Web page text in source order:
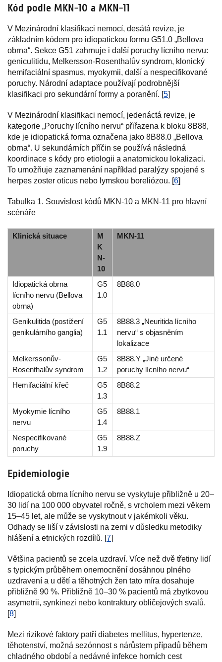
Kód podle MKN-10 a MKN-11
V Mezinárodní klasifikaci nemocí, desátá revize, je
základním kódem pro idiopatickou formu G51.0 „Bellova
obrna“. Sekce G51 zahrnuje i další poruchy lícního nervu:
geniculitidu, Melkersson-Rosenthalův syndrom, klonický
hemifaciální spasmus, myokymii, další a nespecifikované
poruchy. Národní adaptace používají podrobnější
klasifikaci pro sekundární formy a poranění. [5]
V Mezinárodní klasifikaci nemocí, jedenáctá revize, je
kategorie „Poruchy lícního nervu“ přiřazena k bloku 8B88,
kde je idiopatická forma označena jako 8B88.0 „Bellova
obrna“. U sekundárních příčin se používá následná
koordinace s kódy pro etiologii a anatomickou lokalizaci.
To umožňuje zaznamenání například paralýzy spojené s
herpes zoster oticus nebo lymskou boreliózou. [6]
Tabulka 1. Souvislost kódů MKN-10 a MKN-11 pro hlavní
scénáře
Klinická situace
M
K
N-
10
MKN-11
Idiopatická obrna
lícního nervu (Bellova
obrna)
G5
1.0
8B88.0
Genikulitida (postižení
genikulárního ganglia)
G5
1.1
8B88.3 „Neuritida lícního
nervu“ s objasněním
lokalizace
Melkerssonův-
Rosenthalův syndrom
G5
1.2
8B88.Y „Jiné určené
poruchy lícního nervu“
Hemifaciální křeč
G5
1.3
8B88.2
Myokymie lícního
nervu
G5
1.4
8B88.1
Nespecifikované
poruchy
G5
1.9
8B88.Z
Epidemiologie
Idiopatická obrna lícního nervu se vyskytuje přibližně u 20–
30 lidí na 100 000 obyvatel ročně, s vrcholem mezi věkem
15–45 let, ale může se vyskytnout v jakémkoli věku.
Odhady se liší v závislosti na zemi v důsledku metodiky
hlášení a etnických rozdílů. [7]
Většina pacientů se zcela uzdraví. Více než dvě třetiny lidí
s typickým průběhem onemocnění dosáhnou plného
uzdravení a u dětí a těhotných žen tato míra dosahuje
přibližně 90 %. Přibližně 10–30 % pacientů má zbytkovou
asymetrii, synkinezi nebo kontraktury obličejových svalů.
[8]
Mezi rizikové faktory patří diabetes mellitus, hypertenze,
těhotenství, možná sezónnost s nárůstem případů během
chladného období a nedávné infekce horních cest